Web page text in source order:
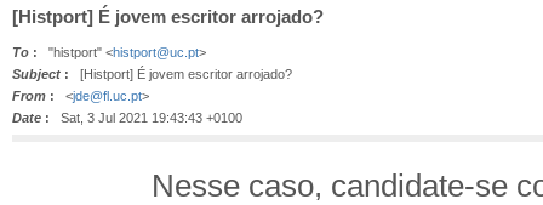
[Histport] É jovem escritor arrojado?
To : "histport" <histport@uc.pt>
Subject : [Histport] É jovem escritor arrojado?
From : <jde@fl.uc.pt>
Date : Sat, 3 Jul 2021 19:43:43 +0100
Nesse caso, candidate-se com